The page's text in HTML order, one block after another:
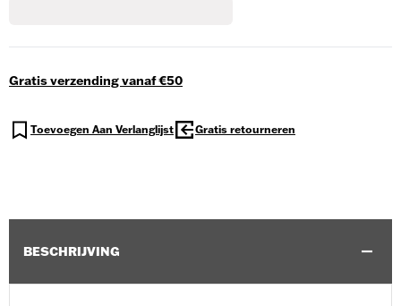
Gratis verzending vanaf €50
Toevoegen Aan Verlanglijst Gratis retourneren
BESCHRIJVING